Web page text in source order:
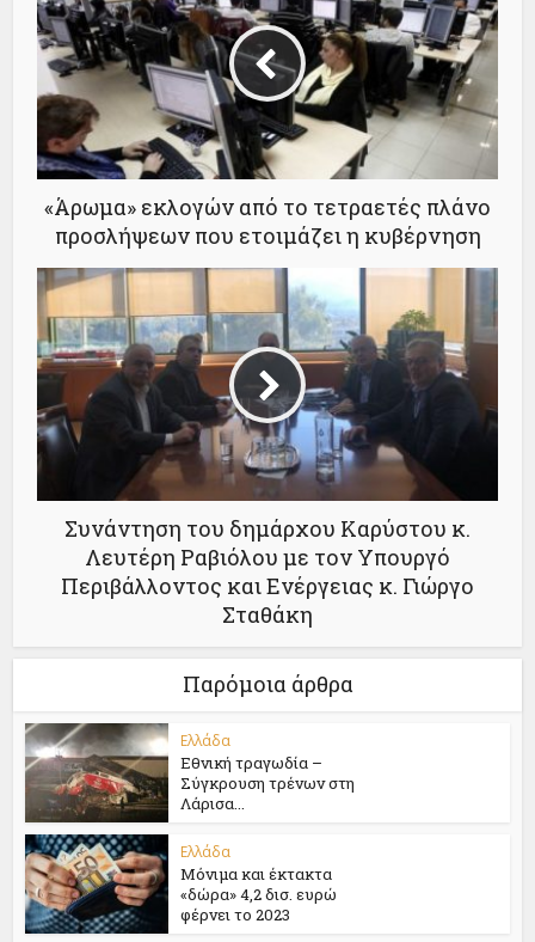
«Άρωμα» εκλογών από το τετραετές πλάνο
προσλήψεων που ετοιμάζει η κυβέρνηση
Συνάντηση του δημάρχου Καρύστου κ.
Λευτέρη Ραβιόλου με τον Υπουργό
Περιβάλλοντος και Ενέργειας κ. Γιώργο
Σταθάκη
Παρόμοια άρθρα
Ελλάδα
Εθνική τραγωδία –
Σύγκρουση τρένων στη
Λάρισα...
Ελλάδα
Μόνιμα και έκτακτα
«δώρα» 4,2 δισ. ευρώ
φέρνει το 2023